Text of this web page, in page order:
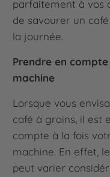
parfaitement à vos
de savourer un
la journée.
Prendre en
machine
Lorsque vous
café à grains, il est
compte à la fois
machine. En effet,
peut varier